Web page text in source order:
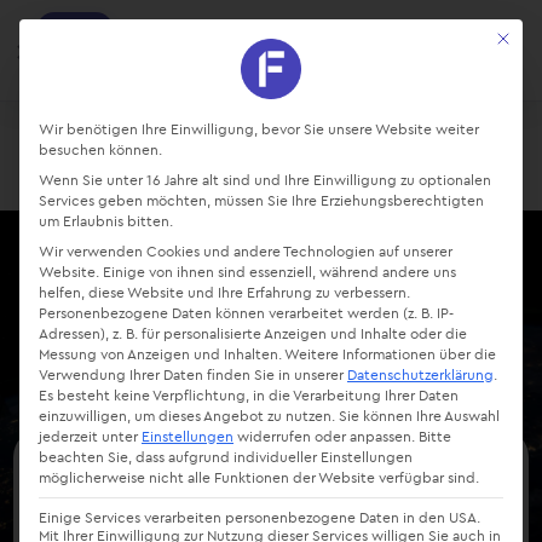
Projekte und Aufgaben managen
Kostenlos - Bei Google Play
Ansehen
Starte kostenlos
So funktioniert digitale
Souveränität
Mit
Datenschutz-Präferenz
Wir benötigen Ihre Einwilligung, bevor Sie unsere Website weiter
besuchen können.
Wenn Sie unter 16 Jahre alt sind und Ihre Einwilligung zu optionalen
Services geben möchten, müssen Sie Ihre Erziehungsberechtigten
um Erlaubnis bitten.
Wir verwenden Cookies und andere Technologien auf unserer
Website. Einige von ihnen sind essenziell, während andere uns
helfen, diese Website und Ihre Erfahrung zu verbessern.
Personenbezogene Daten können verarbeitet werden (z. B. IP-
Adressen), z. B. für personalisierte Anzeigen und Inhalte oder die
Messung von Anzeigen und Inhalten.Weitere Informationen über die
Verwendung Ihrer Daten finden Sie in unserer Datenschutzerklärung.
Es besteht keine Verpflichtung, in die Verarbeitung Ihrer Daten
einzuwilligen, um dieses Angebot zu nutzen. Sie können Ihre Auswahl
jederzeit unter Einstellungen widerrufen oder anpassen. Bitte
beachten Sie, dass aufgrund individueller Einstellungen
möglicherweise nicht alle Funktionen der Website verfügbar sind.
Einige Services verarbeiten personenbezogene Daten in den USA.
Mit Ihrer Einwilligung zur Nutzung dieser Services willigen Sie auch in